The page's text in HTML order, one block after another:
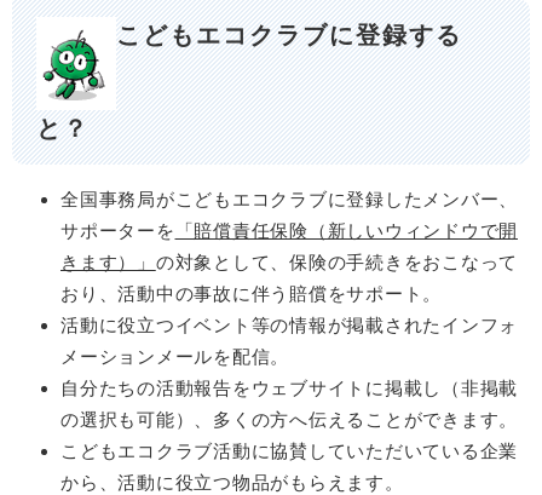
こどもエコクラブに登録する
と？
全国事務局がこどもエコクラブに登録したメンバー、
サポーターを 「賠償責任保険（新しいウィンドウで開
きます）」 の対象として、保険の手続きをおこなって
おり、活動中の事故に伴う賠償をサポート。
活動に役立つイベント等の情報が掲載されたインフォ
メーションメールを配信。
自分たちの活動報告をウェブサイトに掲載し（非掲載
の選択も可能）、多くの方へ伝えることができます。
こどもエコクラブ活動に協賛していただいている企業
から、活動に役立つ物品がもらえます。